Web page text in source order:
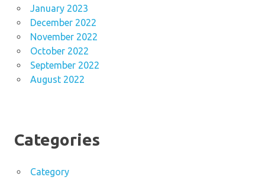
January 2023
December 2022
November 2022
October 2022
September 2022
August 2022
Categories
Category